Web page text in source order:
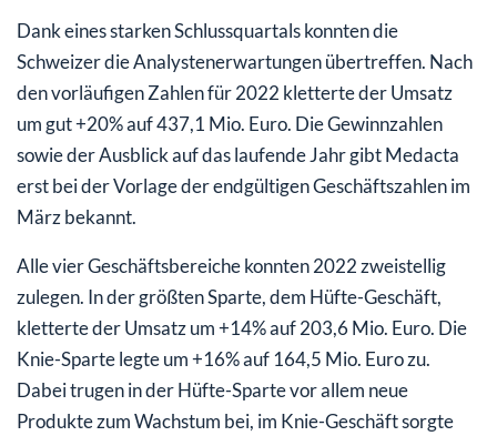
Dank eines starken Schlussquartals konnten die
Schweizer die Analystenerwartungen übertreffen. Nach
den vorläufigen Zahlen für 2022 kletterte der Umsatz
um gut +20% auf 437,1 Mio. Euro. Die Gewinnzahlen
sowie der Ausblick auf das laufende Jahr gibt Medacta
erst bei der Vorlage der endgültigen Geschäftszahlen im
März bekannt.
Alle vier Geschäftsbereiche konnten 2022 zweistellig
zulegen. In der größten Sparte, dem Hüfte-Geschäft,
kletterte der Umsatz um +14% auf 203,6 Mio. Euro. Die
Knie-Sparte legte um +16% auf 164,5 Mio. Euro zu.
Dabei trugen in der Hüfte-Sparte vor allem neue
Produkte zum Wachstum bei, im Knie-Geschäft sorgte